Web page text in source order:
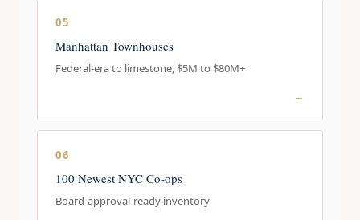
05
Manhattan Townhouses
Federal-era to limestone, $5M to $80M+
→
06
100 Newest NYC Co-ops
Board-approval-ready inventory